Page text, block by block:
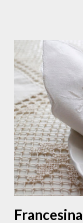
Ingredienti per 4
di pomodoro
mio macellaio
cipolla (ramata)
Romano a
prezzemolo
pepe nero ...